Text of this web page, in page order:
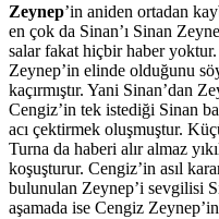
Zeynep’in aniden ortadan
en çok da Sinan’ı Sinan
salar fakat hiçbir haber yoktur.
Zeynep’in elinde olduğunu
kaçırmıştır. Yani Sinan’dan
Cengiz’in tek istediği Sinan
acı çektirmek oluşmuştur.
Turna da haberi alır almaz
koşuşturur. Cengiz’in asıl
bulunulan Zeynep’i sevgilisi
aşamada ise Cengiz